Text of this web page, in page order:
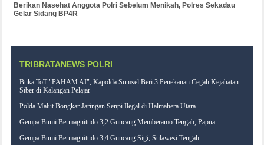
Berikan Nasehat Anggota Polri Sebelum Menikah, Polres Sekadau
Gelar Sidang BP4R
TRIBRATANEWS POLRI
Buka ToT "PAHAM AI", Kapolda Sumsel Beri 3 Penekanan Cegah Kejahatan
Siber di Kalangan Pelajar
Polda Malut Bongkar Jaringan Senpi Ilegal di Halmahera Utara
Gempa Bumi Bermagnitudo 3,2 Guncang Memberamo Tengah, Papua
Gempa Bumi Bermagnitudo 3,4 Guncang Sigi, Sulawesi Tengah